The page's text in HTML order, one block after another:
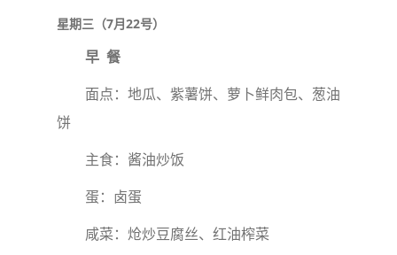
星期三（7月22号）
早 餐
面点：地瓜、紫薯饼、萝卜鲜肉包、葱油
饼
主食：酱油炒饭
蛋：卤蛋
咸菜：炝炒豆腐丝、红油榨菜